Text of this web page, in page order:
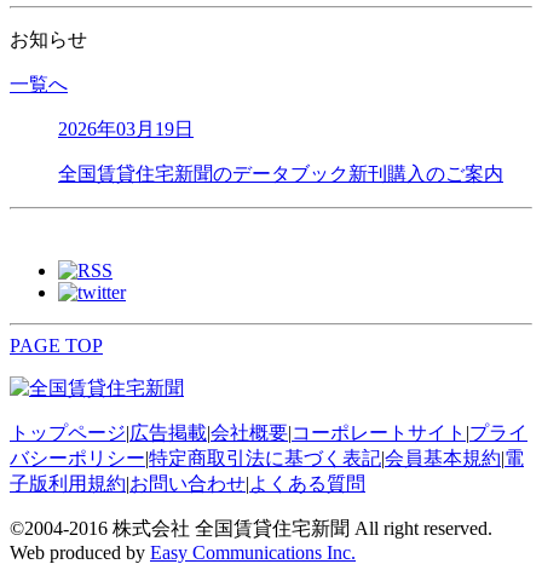
お知らせ
一覧へ
2026年03月19日
全国賃貸住宅新聞のデータブック新刊購入のご案内
PAGE TOP
トップページ|広告掲載|会社概要|コーポレートサイト |プライ
バシーポリシー|特定商取引法に基づく表記|会員基本規約|電
子版利用規約|お問い合わせ|よくある質問
©2004-2016 株式会社 全国賃貸住宅新聞 All right reserved.
Web produced by Easy Communications Inc.